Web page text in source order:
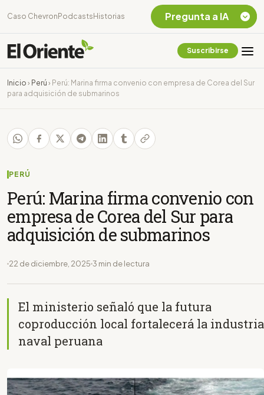
Caso Chevron Podcasts Historias
Suscribirse
Inicio › Perú › Perú: Marina firma convenio con empresa de Corea del Sur
para adquisición de submarinos
PERÚ
Perú: Marina firma convenio con
empresa de Corea del Sur para
adquisición de submarinos
22 de diciembre, 2025 3 min de lectura
El ministerio señaló que la futura
coproducción local fortalecerá la industria
naval peruana
Pregunta a IA
Chevron Ecuador